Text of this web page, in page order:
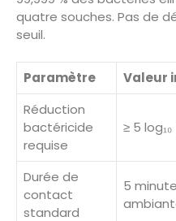
quatre souches. Pas de
seuil.
Paramètre
Valeur
Réduction
bactéricide
requise
≥ 5
Durée de
contact
standard
5